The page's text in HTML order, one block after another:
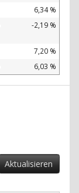
6,34 %
-2,19 %
7,20 %
6,03 %
Aktualisieren